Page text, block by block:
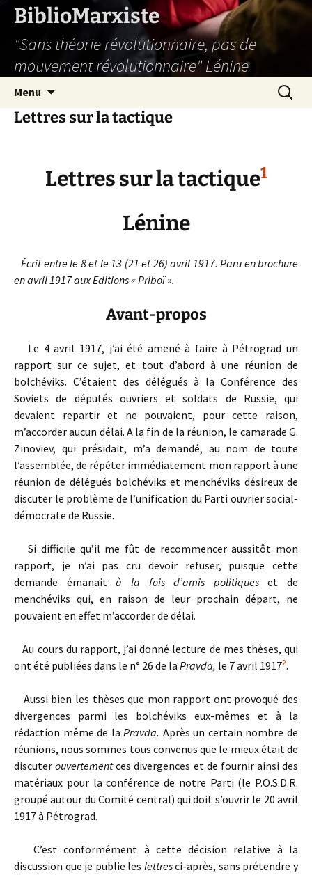
Aller
contenu
BiblioMarxiste
"Sans théorie révolutionnaire, pas de
mouvement révolutionnaire" Lénine
Menu
Lettres sur la tactique
Lettres sur la tactique1
Lénine
Écrit entre le 8 et le 13 (21 et 26) avril 1917. Paru en brochure
en avril 1917 aux Editions « Priboï ».
Avant-propos
Le 4 avril 1917, j’ai été amené à faire à Pétrograd un
rapport sur ce sujet, et tout d’abord à une réunion de
bolchéviks. C’étaient des délégués à la Conférence des
Soviets de députés ouvriers et soldats de Russie, qui
devaient repartir et ne pouvaient, pour cette raison,
m’accorder aucun délai. A la fin de la réunion, le camarade G.
Zinoviev, qui présidait, m’a demandé, au nom de toute
l’assemblée, de répéter immédiatement mon rapport à une
réunion de délégués bolchéviks et menchéviks désireux de
discuter le problème de l’unification du Parti ouvrier social-
démocrate de Russie.
Si difficile qu’il me fût de recommencer aussitôt mon
rapport, je n’ai pas cru devoir refuser, puisque cette
demande émanaità la fois d’amis politiqueset de
menchéviks qui, en raison de leur prochain départ, ne
pouvaient en effet m’accorder de délai.
Au cours du rapport, j’ai donné lecture de mes thèses, qui
ont été publiées dans le n° 26 de la Pravda, le 7 avril 19172.
Aussi bien les thèses que mon rapport ont provoqué des
divergences parmi les bolchéviks eux-mêmes et à la
rédaction même de laPravda. Après un certain nombre de
réunions, nous sommes tous convenus que le mieux était de
discuterouvertementces divergences et de fournir ainsi des
matériaux pour la conférence de notre Parti (le P.O.S.D.R.
groupé autour du Comité central) qui doit s’ouvrir le 20 avril
1917 à Pétrograd.
C’est conformément à cette décision relative à la
discussion que je publie les lettresci-après, sans prétendre y